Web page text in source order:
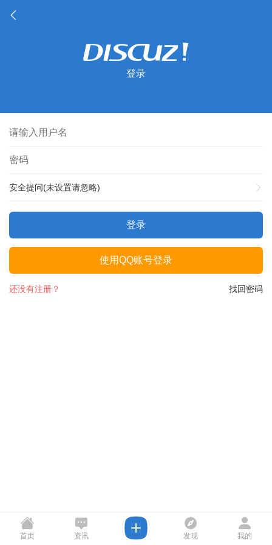
登录
安全提问(未设置请忽略)
登录
使用QQ账号登录
找回密码
还没有注册？
首页 资讯 发现 我的